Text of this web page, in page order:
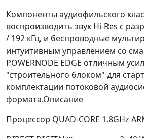
Компоненты аудиофильского
воспроизводить звук Hi-Res c
/ 192 кГц, и беспроводные
интуитивным управлением со
POWERNODE EDGE отличным
"строительного блоком" для
комплектации потоковой
формата.Описание
Процессор QUAD-CORE 1.8GHz